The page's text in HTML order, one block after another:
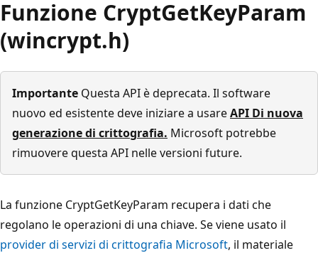
Funzione CryptGetKeyParam
(wincrypt.h)
Importante Questa API è deprecata. Il software
nuovo ed esistente deve iniziare a usareAPI Di nuova
generazione di crittografia. Microsoft potrebbe
rimuovere questa API nelle versioni future.
La funzione CryptGetKeyParam recupera i dati che
regolano le operazioni di una chiave. Se viene usato il
provider di servizi di crittografia Microsoft, il materiale